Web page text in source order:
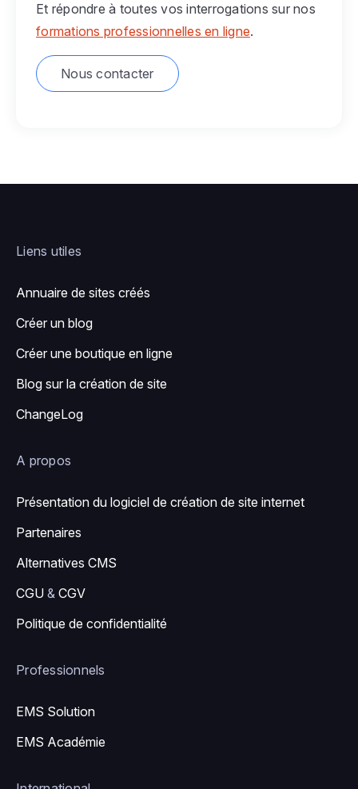
Et répondre à toutes vos interrogations sur nos
formations professionnelles en ligne.
Nous contacter
Liens utiles
Annuaire de sites créés
Créer un blog
Créer une boutique en ligne
Blog sur la création de site
ChangeLog
A propos
Présentation du logiciel de création de site internet
Partenaires
Alternatives CMS
CGU & CGV
Politique de confidentialité
Professionnels
EMS Solution
EMS Académie